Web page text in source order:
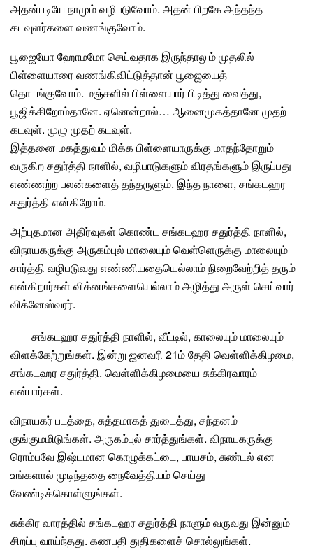
அதன்படியே நாமும் வழிபடுவோம். அதன் பிறகே அந்தந்த
கடவுளர்களை வணங்குவோம்.
பூஜையோ ஹோமமோ செய்வதாக இருந்தாலும் முதலில்
பிள்ளையாரை வணங்கிவிட்டுத்தான் பூஜையைத்
தொடங்குவோம். மஞ்சளில் பிள்ளையார் பிடித்து வைத்து,
பூஜிக்கிறோம்தானே. ஏனென்றால்… ஆனைமுகத்தானே முதற்
கடவுள். முழு முதற் கடவுள்.
இத்தனை மகத்துவம் மிக்க பிள்ளையாருக்குமாதந்தோறும்
வருகிற சதுர்த்தி நாளில், வழிபாடுகளும் விரதங்களும் இருப்பது
எண்ணற்ற பலன்களைத் தந்தருளும். இந்த நாளை, சங்கடஹர
சதுர்த்தி என்கிறோம்.
அற்புதமான அதிர்வுகள் கொண்ட சங்கடஹர சதுர்த்தி நாளில்,
விநாயகருக்கு அருகம்புல் மாலையும் வெள்ளெருக்கு மாலையும்
சார்த்தி வழிபடுவது எண்ணியதையெல்லாம் நிறைவேற்றித் தரும்
என்கிறார்கள் விக்னங்களையெல்லாம் அழித்து அருள் செய்வார்
விக்னேஸ்வரர்.
சங்கடஹர சதுர்த்தி நாளில், வீட்டில், காலையும் மாலையும்
விளக்கேற்றுங்கள். இன்று ஜனவரி 21ம் தேதி வெள்ளிக்கிழமை,
சங்கடஹர சதுர்த்தி. வெள்ளிக்கிழமையை சுக்கிரவாரம்
என்பார்கள்.
விநாயகர் படத்தை, சுத்தமாகத் துடைத்து, சந்தனம்
குங்குமமிடுங்கள். அருகம்புல் சார்த்துங்கள். விநாயகருக்கு
ரொம்பவே இஷ்டமான கொழுக்கட்டை, பாயசம், சுண்டல் என
உங்களால் முடிந்ததை நைவேத்தியம் செய்து
வேண்டிக்கொள்ளுங்கள்.
சுக்கிர வாரத்தில் சங்கடஹர சதுர்த்தி நாளும் வருவது இன்னும்
சிறப்பு வாய்ந்தது. கணபதி துதிகளைச் சொல்லுங்கள்.